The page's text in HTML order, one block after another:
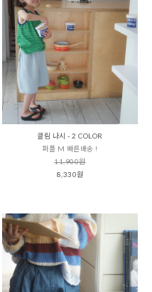
클림 나시 - 2 COLOR
퍼플 M 빠른배송 !
11,900원
8,330원